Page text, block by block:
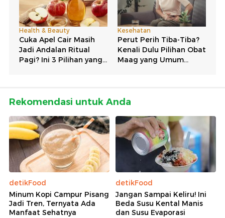
Rekomendasi untuk Anda
detikFood
Minum Kopi Campur Pisang
Jadi Tren, Ternyata Ada
Manfaat Sehatnya
detikFood
Jangan Sampai Keliru! Ini
Beda Susu Kental Manis
dan Susu Evaporasi